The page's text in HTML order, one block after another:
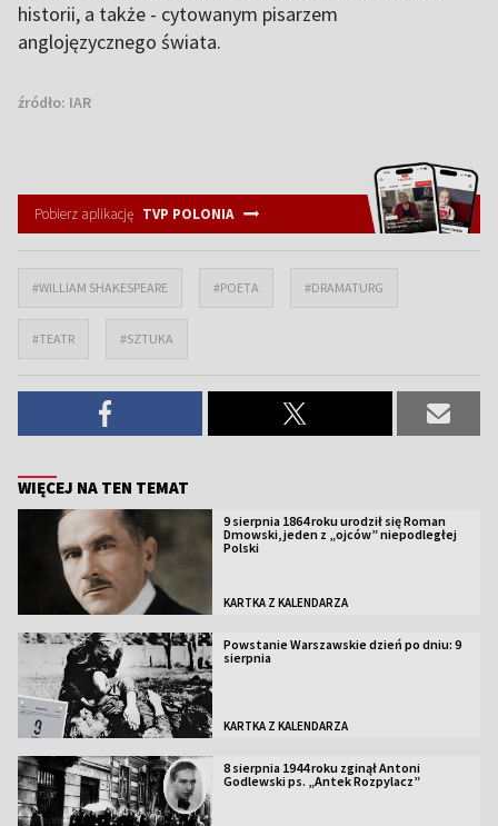
historii, a także - cytowanym pisarzem
anglojęzycznego świata.
źródło: IAR
Pobierz aplikację TVP POLONIA
#WILLIAM SHAKESPEARE #POETA #DRAMATURG
#TEATR #SZTUKA
WIĘCEJ NA TEN TEMAT
9 sierpnia 1864 roku urodził się Roman
Dmowski, jeden z „ojców” niepodległej
Polski
KARTKA Z KALENDARZA
Powstanie Warszawskie dzień po dniu: 9
sierpnia
KARTKA Z KALENDARZA
8 sierpnia 1944 roku zginął Antoni
Godlewski ps. „Antek Rozpylacz”